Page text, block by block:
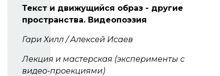
Текст и движущийся образ - другие
пространства. Видеопоэзия
Гари Хилл / Алексей Исаев
Лекция и мастерская (эксперименты с
видео-проекциями)